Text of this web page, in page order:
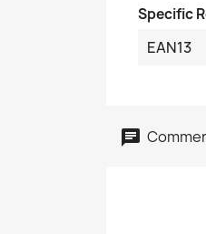
Specific
EAN13